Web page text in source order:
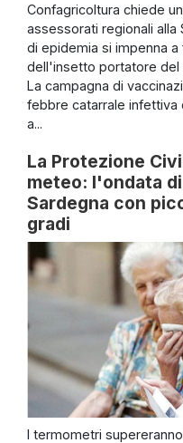
Confagricoltura chiede
assessorati regionali alla
di epidemia si impenna
dell'insetto portatore del
La campagna di
febbre catarrale infettiva
a...
La Protezione
meteo: l'ondata
Sardegna con
gradi
I termometri